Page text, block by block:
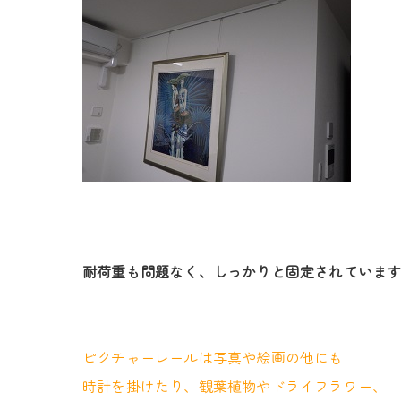
耐荷重も問題なく、しっかりと固定されていま
ピクチャーレールは写真や絵画の他にも
時計を掛けたり、観葉植物やドライフラワー、